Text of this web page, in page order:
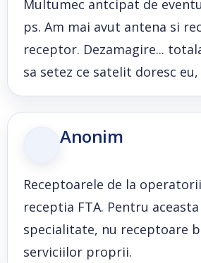
Multumec antcipat de
ps. Am mai avut antena si
receptor. Dezamagire...
sa setez ce satelit doresc
Anonim
Receptoarele de la
receptia FTA. Pentru
specialitate, nu receptoare
serviciilor proprii.